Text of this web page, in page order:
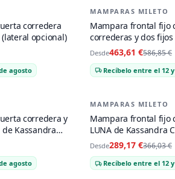
corredera
opcional)
agosto
- 21 %
MAMPARAS MILETO
Mampara frontal fijo
correderas y dos
Bronce cepillado
Desde463,61 €586,85 €
Recíbelo entre el 12
corredera y
Kassandra
agosto
- 21 %
MAMPARAS MILETO
Mampara frontal fijo
LUNA de Kassandra
opcional)
Desde289,17 €366,03 €
Recíbelo entre el 12